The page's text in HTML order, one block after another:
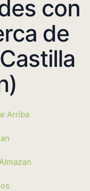
con
de
Arriba